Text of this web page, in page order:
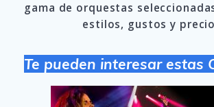
gama de orquestas
estilos, gustos y
Te pueden interesar estas